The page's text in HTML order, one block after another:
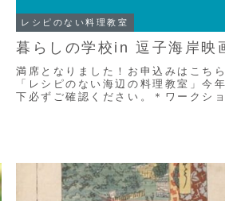
レシピのない料理教室
暮らしの学校in 逗子海岸映
満席となりました！お申込みはこち
「レシピのない海辺の料理教室」今
下必ずご確認ください。＊ワークシ